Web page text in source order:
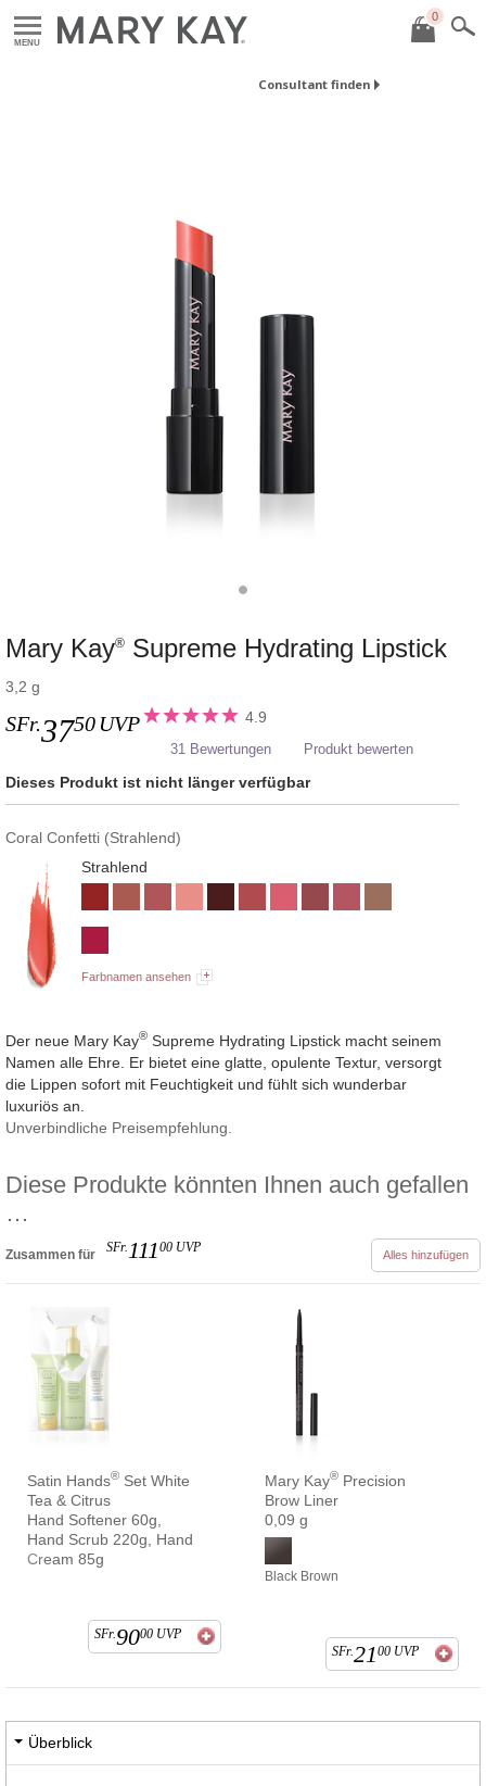
MENU
0
Consultant finden
Mary Kay® Supreme Hydrating Lipstick
3,2 g
SFr.3750 UVP 4.9
31 Bewertungen Produkt bewerten
Dieses Produkt ist nicht länger verfügbar
Coral Confetti (Strahlend)
Strahlend
Farbnamen ansehen
Der neue Mary Kay® Supreme Hydrating Lipstick macht seinem
Namen alle Ehre. Er bietet eine glatte, opulente Textur, versorgt
die Lippen sofort mit Feuchtigkeit und fühlt sich wunderbar
luxuriös an.
Unverbindliche Preisempfehlung.
Diese Produkte könnten Ihnen auch gefallen
…
Zusammen für SFr. 111 00 UVP Alles hinzufügen
Satin Hands® Set White
Tea & Citrus
Hand Softener 60g,
Hand Scrub 220g, Hand
Cream 85g
SFr.9000 UVP
Mary Kay® Precision
Brow Liner
0,09 g
Black Brown
SFr.21 00 UVP
Überblick